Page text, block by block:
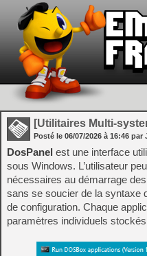
[Utilitaires Multi-
Posté le 06/07/2026 à 16:46 par
DosPanel est une interface
sous Windows. L’utilisateur
nécessaires au démarrage
sans se soucier de la syntaxe
de configuration. Chaque
paramètres individuels